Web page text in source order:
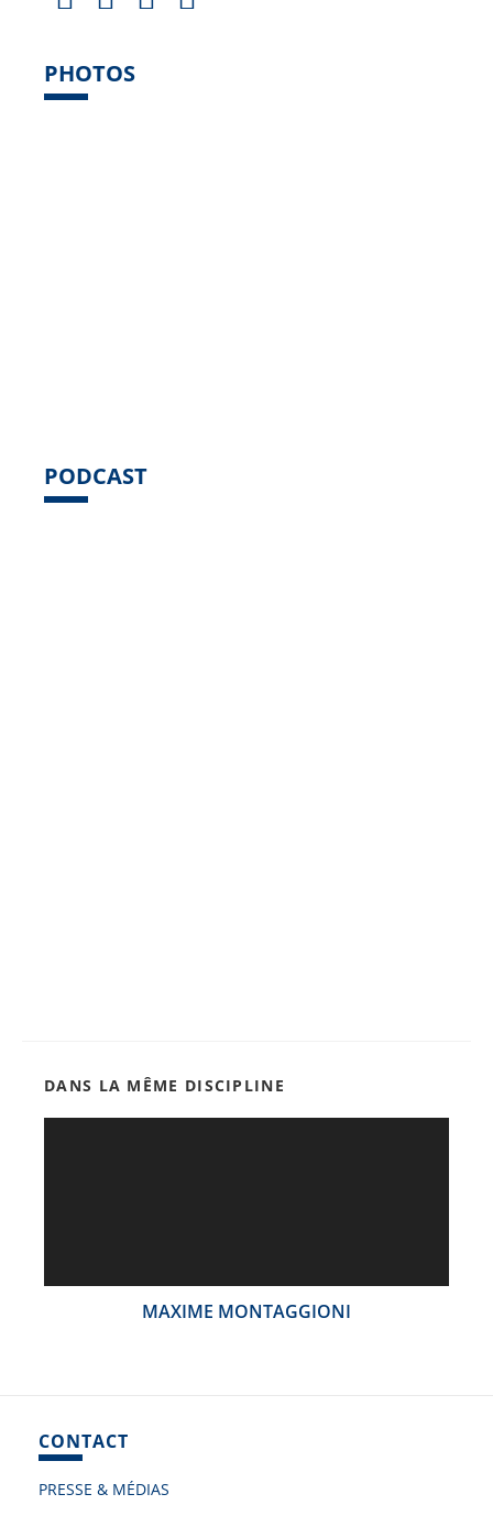
PHOTOS
PODCAST
DANS LA MÊME DISCIPLINE
MAXIME MONTAGGIONI
CONTACT
PRESSE & MÉDIAS